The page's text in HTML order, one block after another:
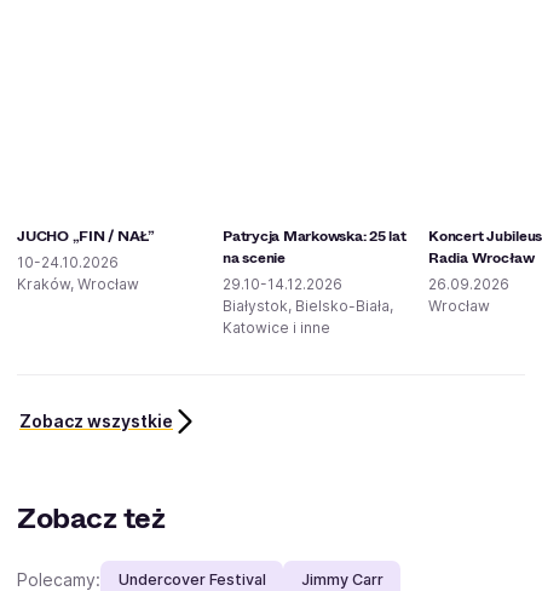
JUCHO „FIN / NAŁ”
10-24.10.2026
Kraków, Wrocław
Patrycja Markowska: 25 lat
na scenie
29.10-14.12.2026
Białystok, Bielsko-Biała,
Katowice i inne
Koncert
Radia Wrocław
26.09.2026
Wrocław
Zobacz wszystkie
Zobacz też
Polecamy: Undercover Festival Jimmy Carr